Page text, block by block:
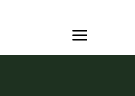
Toggle